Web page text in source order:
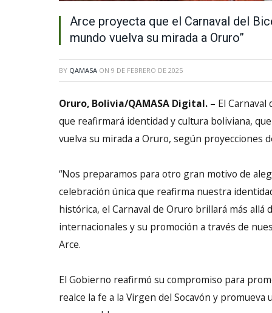
Arce proyecta que el Carnaval del
mundo vuelva su mirada a Oruro”
BY QAMASA ON 9 DE FEBRERO DE 2025
Oruro, Bolivia/QAMASA Digital. – El
que reafirmará identidad y cultura boliviana,
vuelva su mirada a Oruro, según proyecciones
“Nos preparamos para otro gran motivo de
celebración única que reafirma nuestra
histórica, el Carnaval de Oruro brillará más
internacionales y su promoción a través de
Arce.
El Gobierno reafirmó su compromiso para
realce la fe a la Virgen del Socavón y